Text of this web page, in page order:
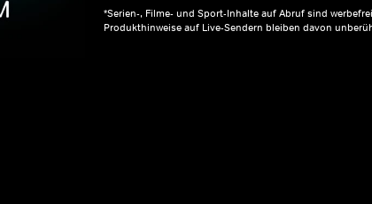
*Serien-, Filme- und Sport-Inhalte auf Abruf sind
Produkthinweise auf Live-Sendern bleiben davon